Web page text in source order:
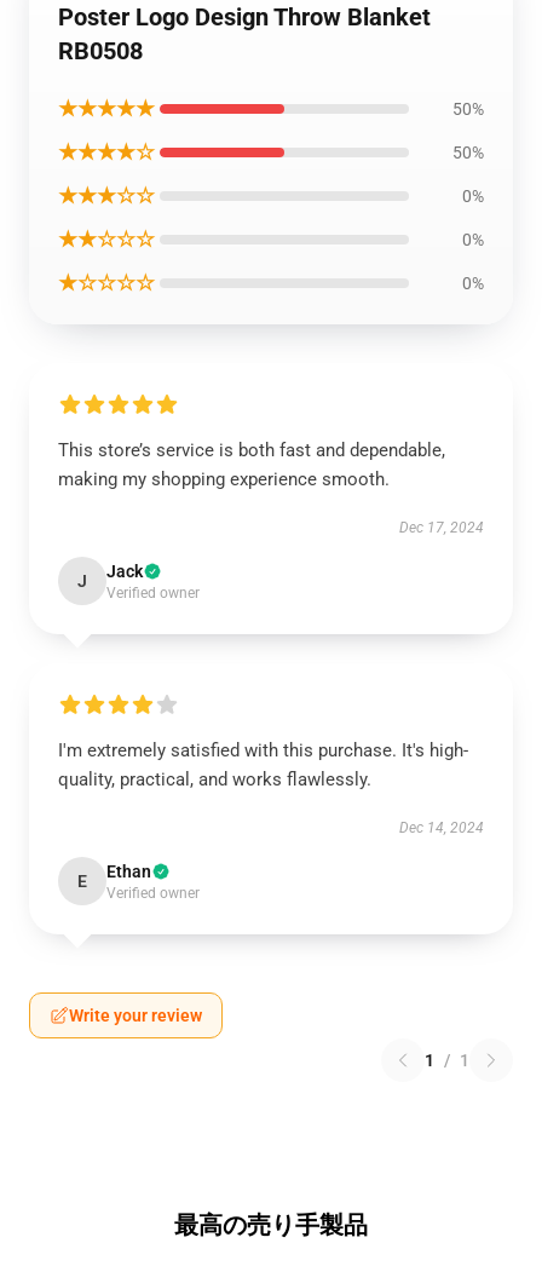
Poster Logo Design Throw Blanket
RB0508
★★★★★ 50%
★★★★☆ 50%
★★★☆☆ 0%
★★☆☆☆ 0%
★☆☆☆☆ 0%
This store’s service is both fast and dependable,
making my shopping experience smooth.
Dec 17, 2024
J Jack
Verified owner
I'm extremely satisfied with this purchase. It's high-
quality, practical, and works flawlessly.
Dec 14, 2024
E Ethan
Verified owner
Write your review
1 / 1
最高の売り手製品